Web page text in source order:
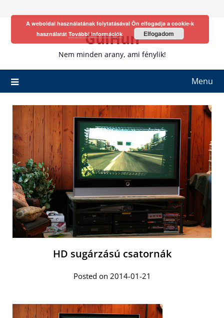
GulHun
Nem minden arany, ami fénylik!
Menu
HD sugárzású csatornák
Posted on 2014-01-21
A weboldal használatának folytatásával Ön elfogadja a cookie-k
használatát További információk Elfogadom